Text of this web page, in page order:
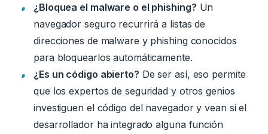
¿Bloquea el malware o el phishing? Un
navegador seguro recurrirá a listas de
direcciones de malware y phishing conocidos
para bloquearlos automáticamente.
¿Es un código abierto? De ser así, eso permite
que los expertos de seguridad y otros genios
investiguen el código del navegador y vean si el
desarrollador ha integrado alguna función